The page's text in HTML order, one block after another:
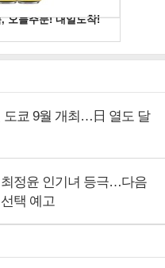
도쿄 9월 개최…日 열도 달
최정윤 인기녀 등극…다음
택 예고